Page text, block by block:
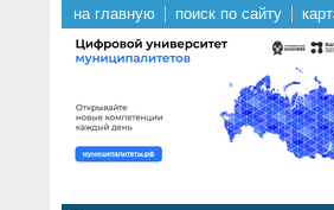
на главную поиск по сайту